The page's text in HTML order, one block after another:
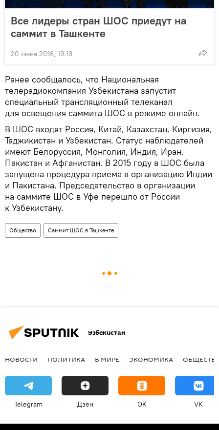
Все лидеры стран ШОС приедут на
саммит в Ташкенте
20 июня 2016, 19:13
Ранее сообщалось, что Национальная
телерадиокомпания Узбекистана запустит
специальный трансляционный телеканал
для освещения саммита ШОС в режиме онлайн.
В ШОС входят Россия, Китай, Казахстан, Киргизия,
Таджикистан и Узбекистан. Статус наблюдателей
имеют Белоруссия, Монголия, Индия, Иран,
Пакистан и Афганистан. В 2015 году в ШОС была
запущена процедура приема в организацию Индии
и Пакистана. Председательство в организации
на саммите ШОС в Уфе перешло от России
к Узбекистану.
Общество Саммит ШОС в Ташкенте
Узбекистан
НОВОСТИ ПОЛИТИКА В МИРЕ ЭКОНОМИКА
Telegram Дзен OK VK